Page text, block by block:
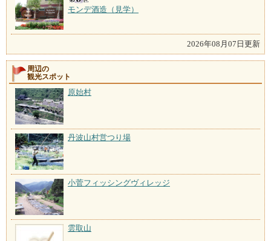
モンデ酒造（見学）
2026年08月07日更新
周辺の
観光スポット
原始村
丹波山村営つり場
小菅フィッシングヴィレッジ
雲取山